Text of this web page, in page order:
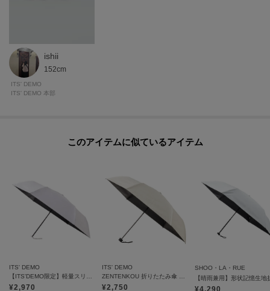
ishii
152cm
ITS' DEMO
ITS' DEMO 本部
このアイテムに似ているアイテム
ITS' DEMO
¥2,970
ITS' DEMO
¥2,750
SHOO・LA・RUE
¥4,290